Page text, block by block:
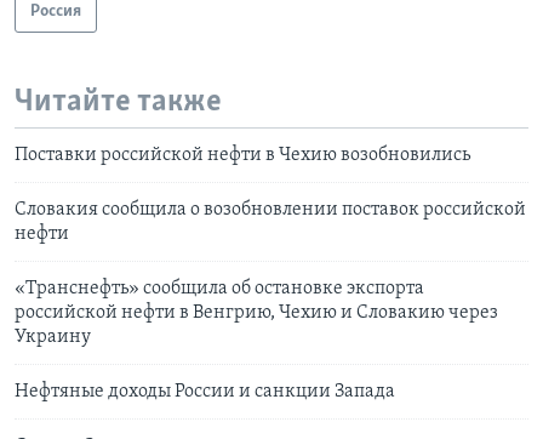
Россия
Читайте также
Поставки российской нефти в Чехию возобновились
Словакия сообщила о возобновлении поставок российской
нефти
«Транснефть» сообщила об остановке экспорта
российской нефти в Венгрию, Чехию и Словакию через
Украину
Нефтяные доходы России и санкции Запада